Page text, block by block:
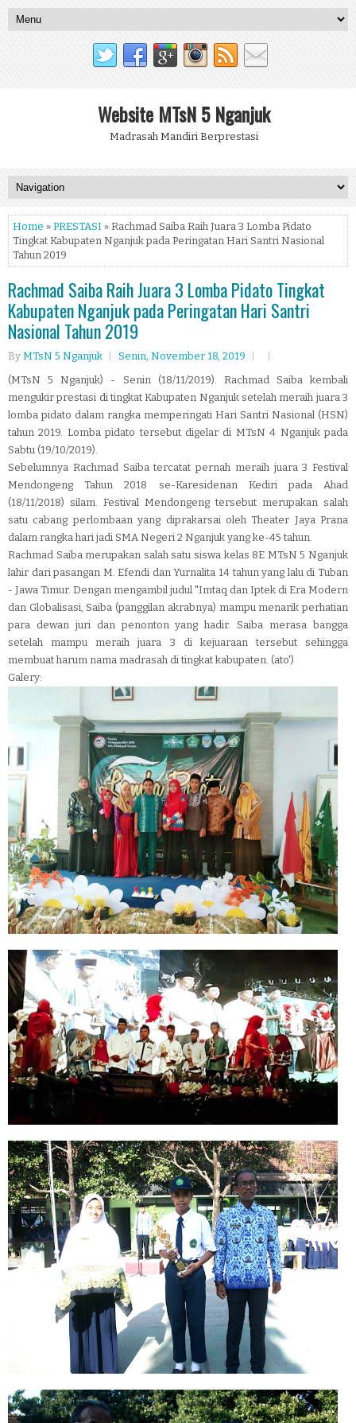
Website MTsN 5 Nganjuk
Madrasah Mandiri Berprestasi
Home » PRESTASI » Rachmad Saiba Raih Juara 3 Lomba Pidato
Tingkat Kabupaten Nganjuk pada Peringatan Hari Santri Nasional
Tahun 2019
Rachmad Saiba Raih Juara 3 Lomba Pidato Tingkat
Kabupaten Nganjuk pada Peringatan Hari Santri
Nasional Tahun 2019
By MTsN 5 Nganjuk
Senin, November 18, 2019
(MTsN 5 Nganjuk) - Senin (18/11/2019). Rachmad Saiba kembali
mengukir prestasi di tingkat Kabupaten Nganjuk setelah meraih juara 3
lomba pidato dalam rangka memperingati Hari Santri Nasional (HSN)
tahun 2019. Lomba pidato tersebut digelar di MTsN 4 Nganjuk pada
Sabtu (19/10/2019).
Sebelumnya Rachmad Saiba tercatat pernah meraih juara 3 Festival
Mendongeng Tahun 2018 se-Karesidenan Kediri pada Ahad
(18/11/2018) silam. Festival Mendongeng tersebut merupakan salah
satu cabang perlombaan yang diprakarsai oleh Theater Jaya Prana
dalam rangka hari jadi SMA Negeri 2 Nganjuk yang ke-45 tahun.
Rachmad Saiba merupakan salah satu siswa kelas 8E MTsN 5 Nganjuk
lahir dari pasangan M. Efendi dan Yurnalita 14 tahun yang lalu di Tuban
- Jawa Timur. Dengan mengambil judul "Imtaq dan Iptek di Era Modern
dan Globalisasi, Saiba (panggilan akrabnya) mampu menarik perhatian
para dewan juri dan penonton yang hadir. Saiba merasa bangga
setelah mampu meraih juara 3 di kejuaraan tersebut sehingga
membuat harum nama madrasah di tingkat kabupaten. (ato')
Galery: